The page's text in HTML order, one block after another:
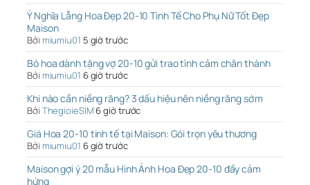
Ý Nghĩa Lẵng Hoa Đẹp 20-10 Tinh Tế Cho Phụ Nữ Tốt Đẹp
Maison
Bởi miumiu01 5 giờ trước
Bó hoa dành tặng vợ 20-10 gửi trao tình cảm chân thành
Bởi miumiu01 6 giờ trước
Khi nào cần niềng răng? 3 dấu hiệu nên niềng răng sớm
Bởi ThegioieSIM 6 giờ trước
Giá Hoa 20-10 tinh tế tại Maison: Gói trọn yêu thương
Bởi miumiu01 6 giờ trước
Maison gợi ý 20 mẫu Hình Ảnh Hoa Đẹp 20-10 đầy cảm
hứng